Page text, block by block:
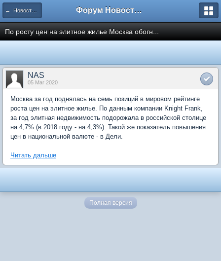
← Новости рынка недвижимости Форум Новостройки
По росту цен на элитное жилье Москва обогн...
NAS
05 Mar 2020
Москва за год поднялась на семь позиций в мировом рейтинге
роста цен на элитное жилье. По данным компании Knight Frank,
за год элитная недвижимость подорожала в российской столице
на 4,7% (в 2018 году - на 4,3%). Такой же показатель повышения
цен в национальной валюте - в Дели.
Читать дальше
Полная версия